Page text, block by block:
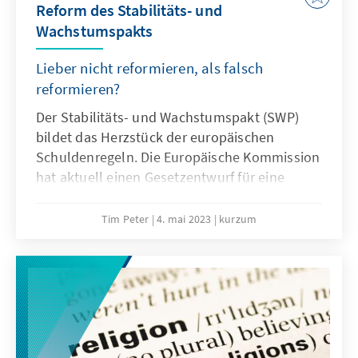
Reform des Stabilitäts- und
Wachstumspakts
Lieber nicht reformieren, als falsch
reformieren?
Der Stabilitäts- und Wachstumspakt (SWP)
bildet das Herzstück der europäischen
Schuldenregeln. Die Europäische Kommission
hat aktuell einen Gesetzentwurf für eine
wäre notwendig: Erstens notwendig, weil die
mangelhaft und die aktuellen Abbaupfade
unrealistisch sind. Insbesondere den
Maastricht-Schuldenstand von maximal 60
Prozent des Bruttoinlandsprodukts (BIP)
haben einige Mitgliedstaaten deutlich
Tim Peter 4. mai 2023 kurzum